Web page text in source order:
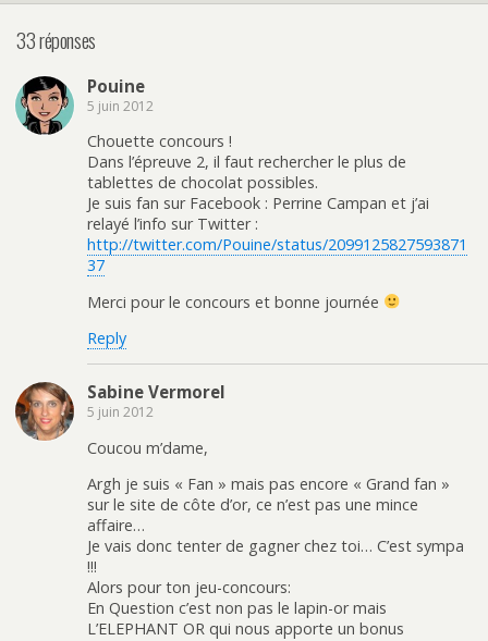
33 réponses
Pouine
5 juin 2012
Chouette concours !
Dans l’épreuve 2, il faut rechercher le plus de
tablettes de chocolat possibles.
Je suis fan sur Facebook : Perrine Campan et j’ai
relayé l’info sur Twitter :
http://twitter.com/Pouine/status/2099125827593871
37
Merci pour le concours et bonne journée
Reply
Sabine Vermorel
5 juin 2012
Coucou m’dame,
Argh je suis « Fan » mais pas encore « Grand fan »
sur le site de côte d’or, ce n’est pas une mince
affaire…
Je vais donc tenter de gagner chez toi… C’est sympa
!!!
Alors pour ton jeu-concours:
En Question c’est non pas le lapin-or mais
L’ELEPHANT OR qui nous apporte un bonus